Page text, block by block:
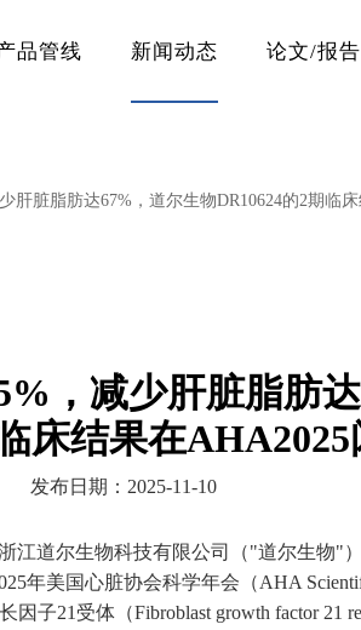
品管线 新闻动态 论文/报告
肝脏脂肪达67%，道尔生物DR10624的2期临
，减少肝脏脂肪
床结果在
发布日期：2025-11-10
江道尔生物科技有限公司（"道尔生物"
年美国心脏协会科学年会（AHA
子21受体（Fibroblast growth factor 21